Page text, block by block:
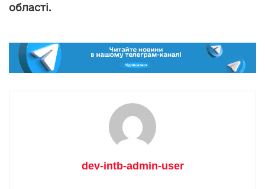
області.
dev-intb-admin-user